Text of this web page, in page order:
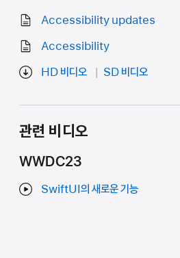
Accessibility updates
Accessibility
HD 비디오
SD 비디오
관련 비디오
WWDC23
SwiftUI의 새로운 기능